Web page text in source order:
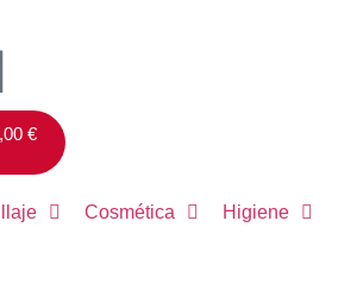
€
Cosmética Higiene